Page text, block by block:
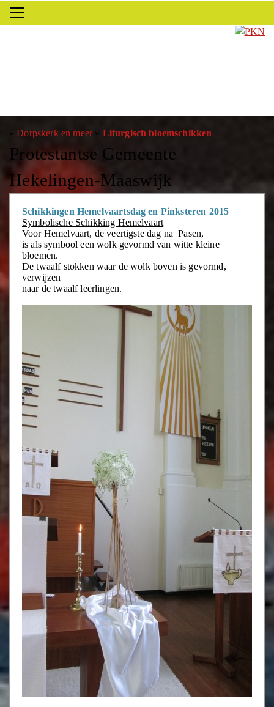
»Dorpskerk en meer» Liturgisch bloemschikken
Protestantse Gemeente
Hekelingen-Maaswijk
Schikkingen Hemelvaartsdag en Pinksteren 2015
Symbolische Schikking Hemelvaart
Voor Hemelvaart, de veertigste dag na Pasen,
is als symbool een wolk gevormd van witte kleine
bloemen.
De twaalf stokken waar de wolk boven is gevormd,
verwijzen
naar de twaalf leerlingen.